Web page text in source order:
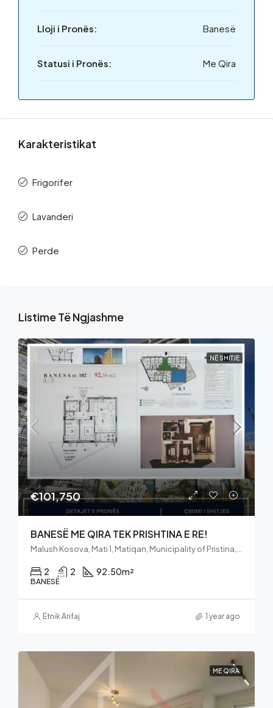
Lloji i Pronës: Banesë
Statusi i Pronës: Me Qira
Karakteristikat
Frigorifer
Lavanderi
Perde
Listime Të Ngjashme
NË SHITJE
€101,750
BANESË ME QIRA TEK PRISHTINA E RE!
Malush Kosova, Mati 1, Matiqan, Municipality of Pristina, District of Prishtina, 10060, Kosovo
2 2 92.50m²
BANESË
Etnik Arifaj 1 year ago
ME QIRA